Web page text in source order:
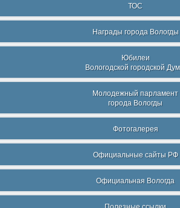
ТОС
Награды города Вологды
Юбилеи
Вологодской городской
Молодежный парламент
города Вологды
Фотогалерея
Официальные сайты РФ
Официальная Вологда